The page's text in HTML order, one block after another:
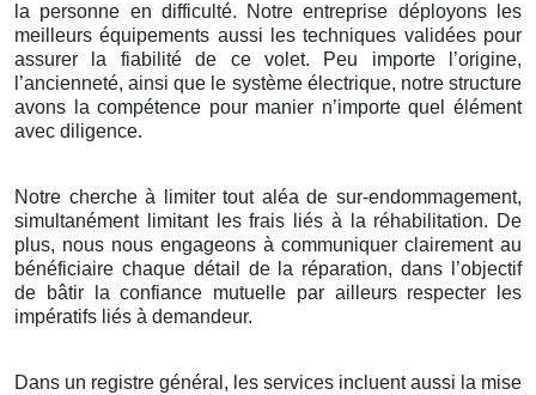
la personne en difficulté. Notre entreprise déployons les
meilleurs équipements aussi les techniques validées pour
assurer la fiabilité de ce volet. Peu importe l’origine,
l’ancienneté, ainsi que le système électrique, notre structure
avons la compétence pour manier n’importe quel élément
avec diligence.
Notre cherche à limiter tout aléa de sur-endommagement,
simultanément limitant les frais liés à la réhabilitation. De
plus, nous nous engageons à communiquer clairement au
bénéficiaire chaque détail de la réparation, dans l’objectif
de bâtir la confiance mutuelle par ailleurs respecter les
impératifs liés à demandeur.
Dans un registre général, les services incluent aussi la mise